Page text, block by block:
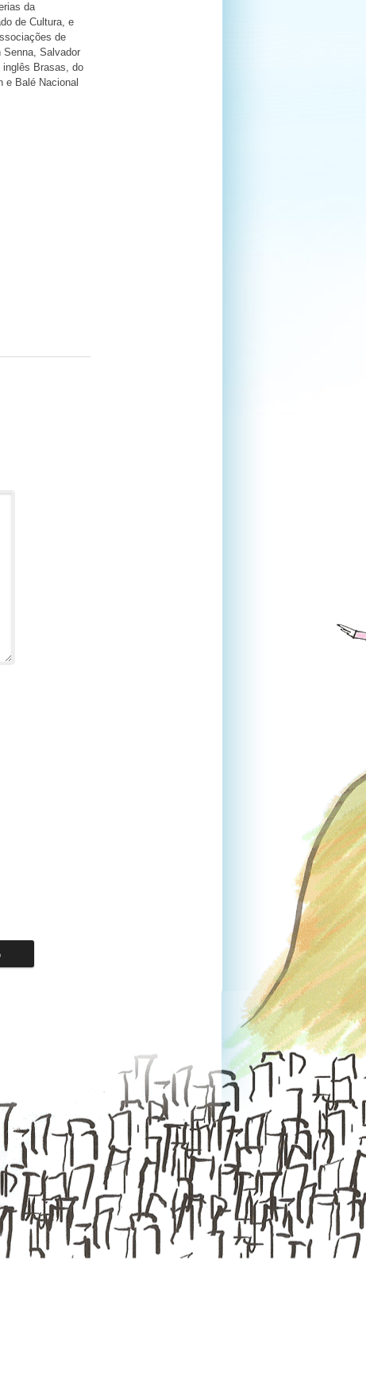
da
de Cultura, e
de
Senna, Salvador
inglês Brasas, do
e Balé Nacional